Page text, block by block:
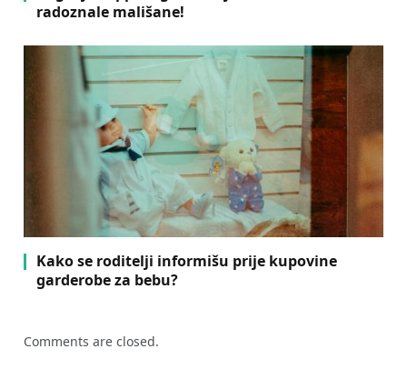
radoznale mališane!
Kako se roditelji informišu prije kupovine
garderobe za bebu?
Comments are closed.